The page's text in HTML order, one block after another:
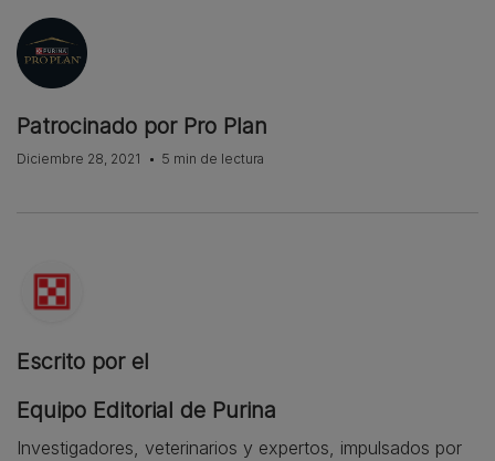
Patrocinado por Pro Plan
Diciembre 28, 2021 5 min de lectura
Escrito por el
Equipo Editorial de Purina
Investigadores, veterinarios y expertos, impulsados por